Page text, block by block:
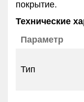
покрытие.
Технические
Параметр
Тип